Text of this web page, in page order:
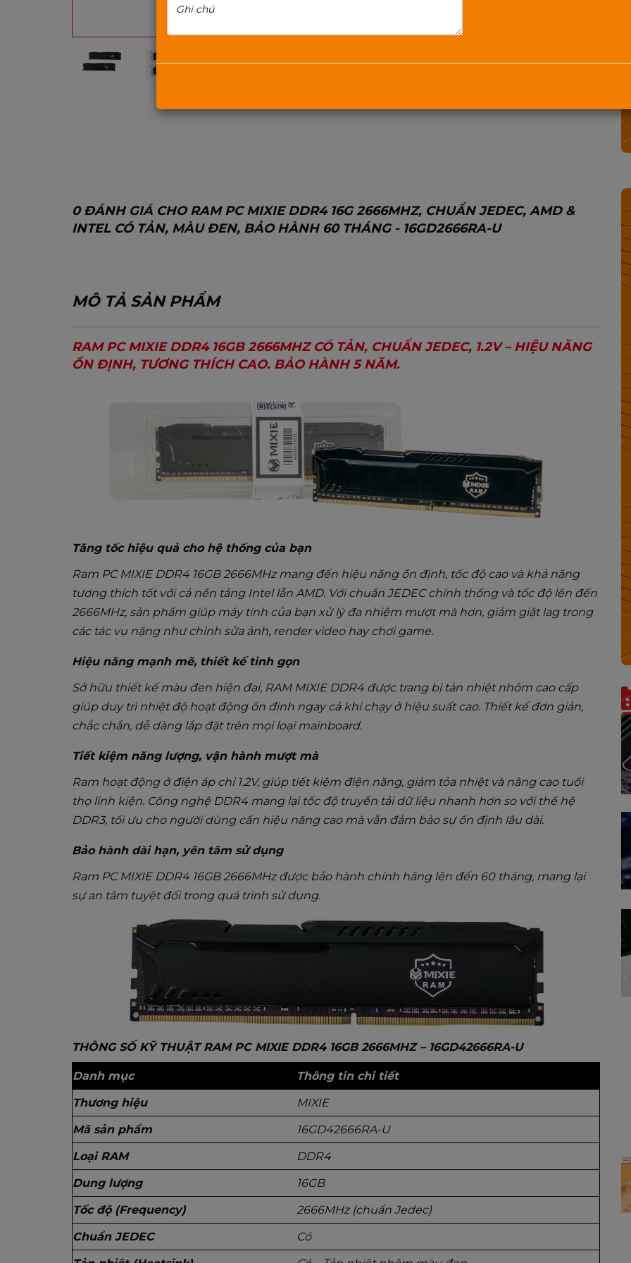
0 ĐÁNH GIÁ CHO RAM PC MIXIE DDR4 16G 2666MHZ, CHUẨN JEDEC, AMD &
INTEL CÓ TẢN, MÀU ĐEN, BẢO HÀNH 60 THÁNG - 16GD2666RA-U
MÔ TẢ SẢN PHẨM
RAM PC MIXIE DDR4 16GB 2666MHZ CÓ TẢN, CHUẨN JEDEC, 1.2V – HIỆU NĂNG
ỔN ĐỊNH, TƯƠNG THÍCH CAO. BẢO HÀNH 5 NĂM.
Tăng tốc hiệu quả cho hệ thống của bạn
Ram PC MIXIE DDR4 16GB 2666MHz mang đến hiệu năng ổn định, tốc độ cao và khả năng
tương thích tốt với cả nền tảng Intel lẫn AMD. Với chuẩn JEDEC chính thống và tốc độ lên đến
2666MHz, sản phẩm giúp máy tính của bạn xử lý đa nhiệm mượt mà hơn, giảm giật lag trong
các tác vụ nặng như chỉnh sửa ảnh, render video hay chơi game.
Hiệu năng mạnh mẽ, thiết kế tinh gọn
Sở hữu thiết kế màu đen hiện đại, RAM MIXIE DDR4 được trang bị tản nhiệt nhôm cao cấp
giúp duy trì nhiệt độ hoạt động ổn định ngay cả khi chạy ở hiệu suất cao. Thiết kế đơn giản,
chắc chắn, dễ dàng lắp đặt trên mọi loại mainboard.
Tiết kiệm năng lượng, vận hành mượt mà
Ram hoạt động ở điện áp chỉ 1.2V, giúp tiết kiệm điện năng, giảm tỏa nhiệt và nâng cao tuổi
thọ linh kiện. Công nghệ DDR4 mang lại tốc độ truyền tải dữ liệu nhanh hơn so với thế hệ
DDR3, tối ưu cho người dùng cần hiệu năng cao mà vẫn đảm bảo sự ổn định lâu dài.
Bảo hành dài hạn, yên tâm sử dụng
Ram PC MIXIE DDR4 16GB 2666MHz được bảo hành chính hãng lên đến 60 tháng, mang lại
sự an tâm tuyệt đối trong quá trình sử dụng.
THÔNG SỐ KỸ THUẬT RAM PC MIXIE DDR4 16GB 2666MHZ – 16GD42666RA-U
Danh mục
Thông tin chi tiết
Thương hiệu
MIXIE
Mã sản phẩm
16GD42666RA-U
Loại RAM
DDR4
Dung lượng
16GB
Tốc độ (Frequency)
2666MHz (chuẩn Jedec)
Chuẩn JEDEC
Có